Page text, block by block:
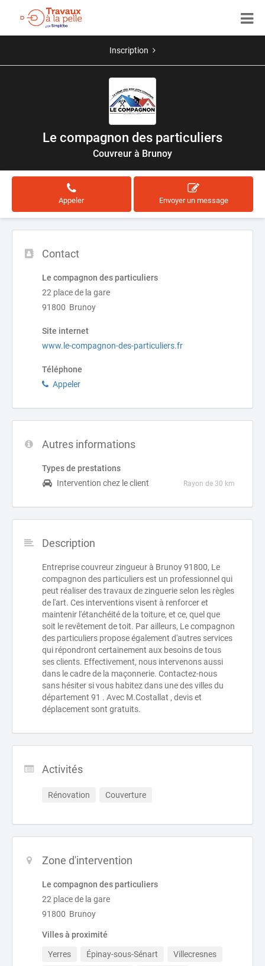
Inscription
Le compagnon des particuliers
Couvreur à Brunoy
Appeler Envoyer un message
Contact
Le compagnon des particuliers
22 place de la gare
91800 Brunoy
Site internet
www.le-compagnon-des-particuliers.fr
Téléphone
Appeler
Autres informations
Types de prestations
Intervention chez le client
Rayon de 30 km
Description
Entreprise couvreur zingueur à Brunoy 91800, Le
compagnon des particuliers est un professionnel qui
peut réaliser des travaux de zinguerie selon les règles
de l'art. Ces interventions visent à renforcer et
maintenir l'étanchéité de la toiture, et ce, quel que
soit le revêtement de toit. Par ailleurs, Le compagnon
des particuliers propose également d'autres services
qui répondront certainement aux besoins de tous
ses clients. Effectivement, nous intervenons aussi
dans le cadre de la maçonnerie. Contactez-nous
sans hésiter si vous habitez dans une des villes du
département 91 . Avec M.Costallat , devis et
déplacement sont gratuits.
Activités
Rénovation Couverture
Zone d'intervention
Le compagnon des particuliers
22 place de la gare
91800 Brunoy
Villes à proximité
Yerres Épinay-sous-Sénart
Villecresnes